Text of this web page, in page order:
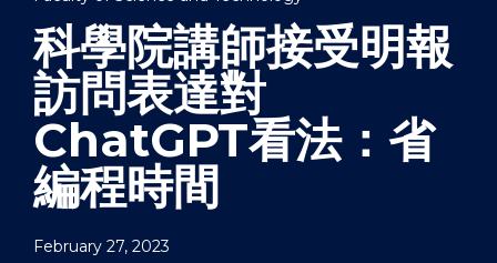
科學院講師接受明報
訪問表達對
ChatGPT看法：省
編程時間
February 27, 2023